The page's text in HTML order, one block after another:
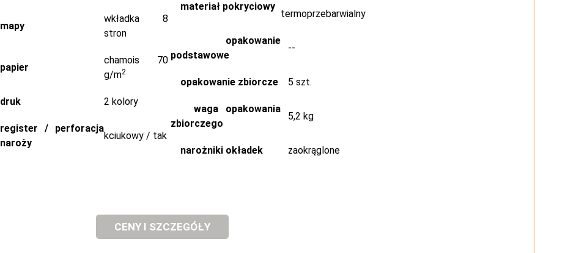
mapy
wkładka 8
stron
papier
chamois 70
g/m2
druk 2 kolory
register / perforacja
naroży
kciukowy / tak
materiał pokryciowy
termoprzebarwialny
opakowanie
podstawowe
--
opakowanie zbiorcze 5 szt.
waga opakowania
zbiorczego
5,2 kg
narożniki okładek zaokrąglone
CENY I SZCZEGÓŁY